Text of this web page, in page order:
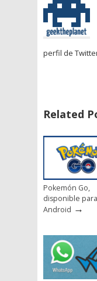
perfil de
Related
Pokemón Go,
disponible
Android →